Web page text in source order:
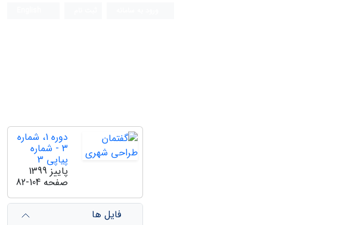
دوره 1، شماره
3 - شماره
پیاپی 3
پاییز 1399
صفحه 82-104
فایل ها